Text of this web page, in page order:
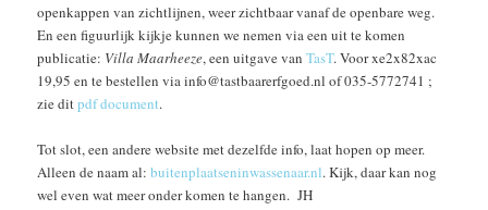
openkappen van zichtlijnen, weer zichtbaar vanaf de openbare weg.
En een figuurlijk kijkje kunnen we nemen via een uit te komen
publicatie: Villa Maarheeze, een uitgave vanTasT. Voor xe2x82xac
19,95 en te bestellen via info@tastbaarerfgoed.nl of 035-5772741 ;
zie ditpdf document.
Tot slot, een andere website met dezelfde info, laat hopen op meer.
Alleen de naam al:buitenplaatseninwassenaar.nl. Kijk, daar kan nog
wel even wat meer onder komen te hangen. JH